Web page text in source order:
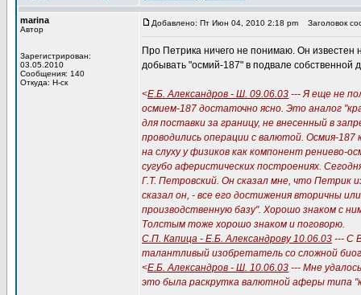
marina
Автор
Зарегистрирован:
03.05.2010
Сообщения: 140
Откуда: Н-ск
Добавлено: Пт Июн 04, 2010 2:18 pm Заголовок
Про Петрика ничего не понимаю. Он известен
добывать "осмий-187" в подвале собственной
<Е.Б. Александров - Ш. 09.06.03 --- Я еще не
осмием-187 достаточно ясно. Это аналог
для поставки за границу, не внесенный в
проводились операции с валютой. Осмия-
на слуху у физиков как компонент рениево-
сугубо аферистических построениях.
Г.Т. Петровский. Он сказал мне, что Петрик
сказал он, - все его достижения вторичны
производственную базу". Хорошо знаком с
Толстым тоже хорошо знаком и поговорю.
С.П. Капица - Е.Б. Александрову 10.06.03 --- С
талантливый изобретатель со сложной
<Е.Б. Александров - Ш. 10.06.03 --- Мне
это была раскрутка валютной аферы типа